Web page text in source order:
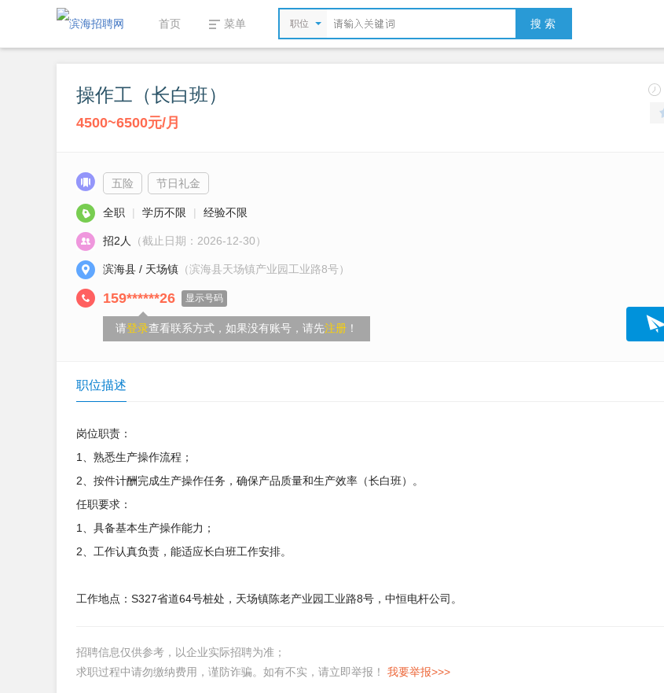
首页 菜单 职位 搜 索
操作工（长白班）
4500~6500元/月
五险 节日礼金
全职 | 学历不限 | 经验不限
招2人 （截止日期：2026-12-30）
滨海县 / 天场镇 （滨海县天场镇产业园工业路8号）
159******26 显示号码
请登录查看联系方式，如果没有账号，请先注册 ！
职位描述
岗位职责：
1、熟悉生产操作流程；
2、按件计酬完成生产操作任务，确保产品质量和生产效率（长白班）。
任职要求：
1、具备基本生产操作能力；
2、工作认真负责，能适应长白班工作安排。
工作地点：S327省道64号桩处，天场镇陈老产业园工业路8号，中恒电杆公司。
招聘信息仅供参考，以企业实际招聘为准；
求职过程中请勿缴纳费用，谨防诈骗。如有不实，请立即举报！ 我要举报>>>